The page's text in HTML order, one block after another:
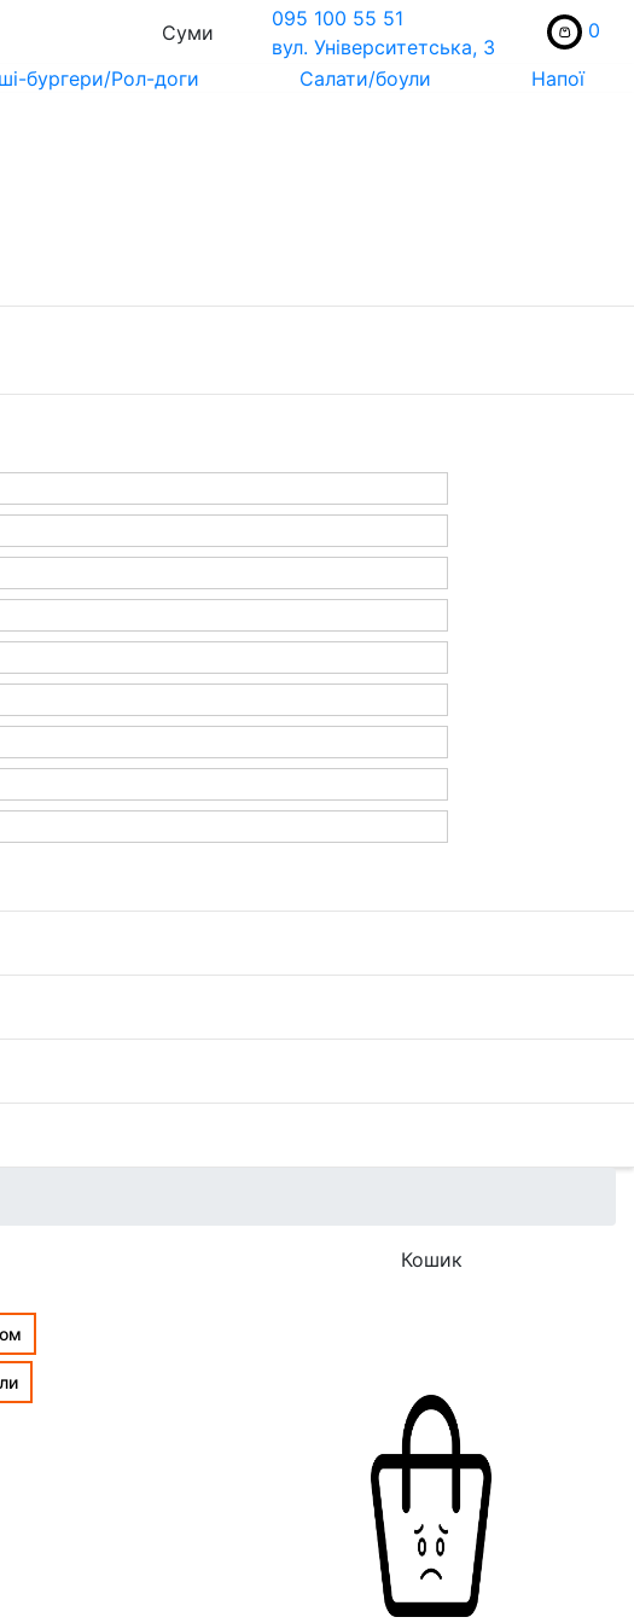
Суми
095 100 55 51
вул. Унiверситетська, 3
0
бургери/Рол-доги Салати/боули Напої
Кошик